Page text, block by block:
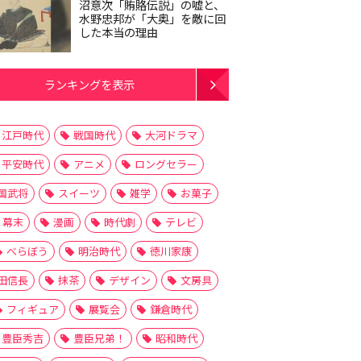
沼意次「賄賂伝説」の嘘と、
水野忠邦が「大奥」を敵に回
した本当の理由
ランキングを表示
江戸時代 戦国時代
大河ドラマ
平安時代
アニメ
ロングセラー
武将
スイーツ 雑学
お菓子
幕末
漫画 時代劇
テレビ
べらぼう
明治時代
徳川家康
信長
抹茶 デザイン
文房具
フィギュア
展覧会
鎌倉時代
豊臣秀吉
豊臣兄弟！
昭和時代